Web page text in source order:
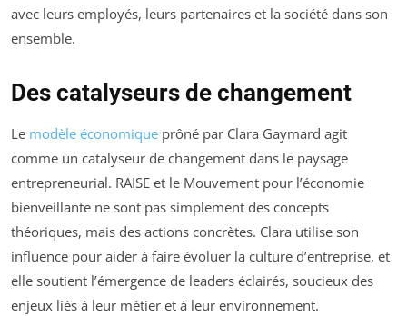
avec leurs employés, leurs partenaires et la société dans son
ensemble.
Des catalyseurs de changement
Le modèle économique prôné par Clara Gaymard agit
comme un catalyseur de changement dans le paysage
entrepreneurial. RAISE et le Mouvement pour l’économie
bienveillante ne sont pas simplement des concepts
théoriques, mais des actions concrètes. Clara utilise son
influence pour aider à faire évoluer la culture d’entreprise, et
elle soutient l’émergence de leaders éclairés, soucieux des
enjeux liés à leur métier et à leur environnement.